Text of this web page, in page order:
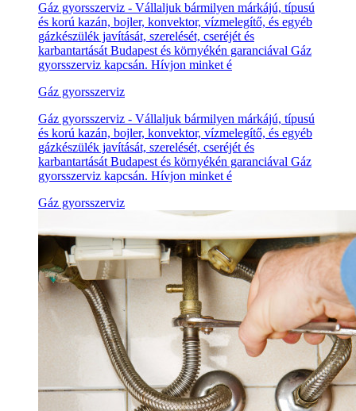
Gáz gyorsszerviz - Vállaljuk bármilyen márkájú, típusú
és korú kazán, bojler, konvektor, vízmelegítő, és egyéb
gázkészülék javítását, szerelését, cseréjét és
karbantartását Budapest és környékén garanciával Gáz
gyorsszerviz kapcsán. Hívjon minket é
Gáz gyorsszerviz
Gáz gyorsszerviz - Vállaljuk bármilyen márkájú, típusú
és korú kazán, bojler, konvektor, vízmelegítő, és egyéb
gázkészülék javítását, szerelését, cseréjét és
karbantartását Budapest és környékén garanciával Gáz
gyorsszerviz kapcsán. Hívjon minket é
Gáz gyorsszerviz